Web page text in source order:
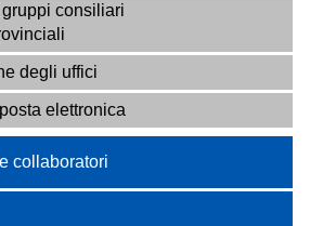
consiliari
degli uffici
elettronica
collaboratori